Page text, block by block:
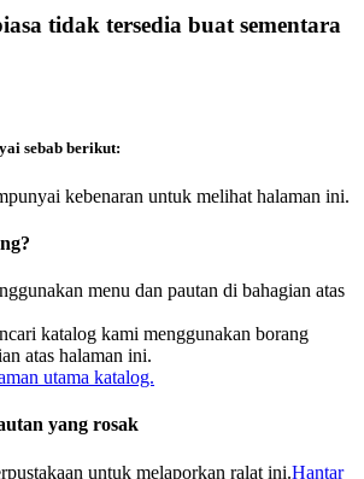
tidak tersedia buat sementara
sebab berikut:
kebenaran untuk melihat halaman ini.
menu dan pautan di bahagian atas
katalog kami menggunakan borang
atas halaman ini.
utama katalog.
yang rosak
untuk melaporkan ralat ini.Hantar